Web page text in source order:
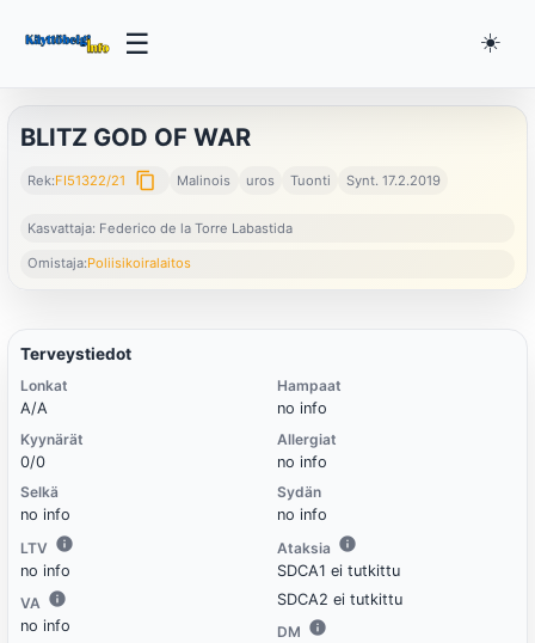
☰ ☀️
BLITZ GOD OF WAR
Rek:FI51322/21 content_copy Malinois uros Tuonti Synt. 17.2.2019
Kasvattaja: Federico de la Torre Labastida
Omistaja:Poliisikoiralaitos
Terveystiedot
Lonkat
A/A
Kyynärät
0/0
Selkä
no info
LTV
no info
VA
no info
Hampaat
no info
Allergiat
no info
Sydän
no info
Ataksia
SDCA1 ei tutkittu
SDCA2 ei tutkittu
DM